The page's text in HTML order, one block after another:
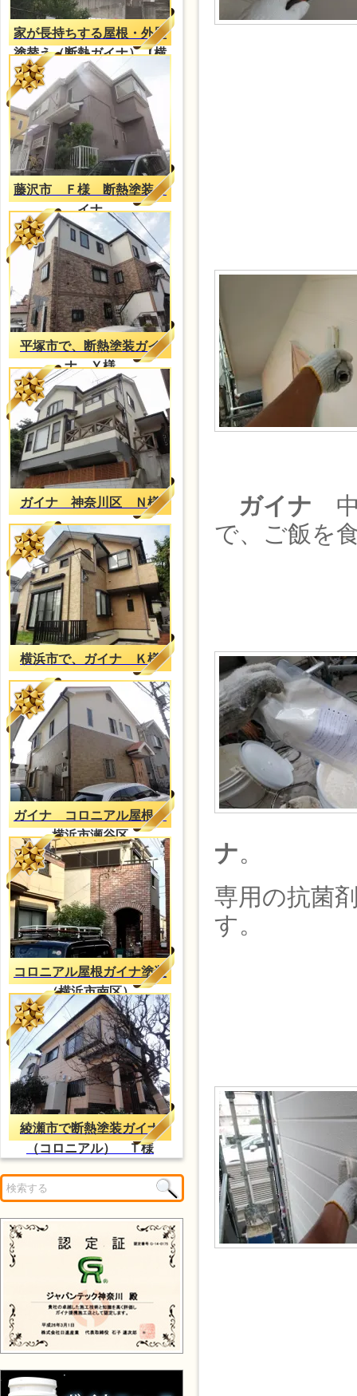
家が長持ちする屋根・外壁
塗替え（断熱ガイナ）【横
浜施工事例】
藤沢市 Ｆ様 断熱塗装ガ
イナ
平塚市で、断熱塗装ガイ
ナ Ｙ様
ガイナ 神奈川区 Ｎ様
横浜市で、ガイナ Ｋ様
ガイナ コロニアル屋根
横浜市瀬谷区
コロニアル屋根ガイナ塗装
（横浜市南区）
綾瀬市で断熱塗装ガイナ
（コロニアル） Ｔ様
ガイナ 中
で、ご飯を
ナ。
専用の抗菌
す。